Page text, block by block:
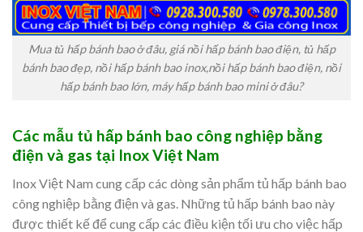
Mua tủ hấp bánh bao ở đâu, giá nồi hấp bánh bao điện, tủ hấp
bánh bao đẹp, nồi hấp bánh bao inox,nồi hấp bánh bao điện, nồi
hấp bánh bao lớn, máy hấp bánh bao mini ở đâu?
Các mẫu tủ hấp bánh bao công nghiệp bằng
điện và gas tại Inox Việt Nam
Inox Việt Nam cung cấp các dòng sản phẩm tủ hấp bánh bao
công nghiệp bằng điện và gas. Những tủ hấp bánh bao này
được thiết kế để cung cấp các điều kiện tối ưu cho việc hấp